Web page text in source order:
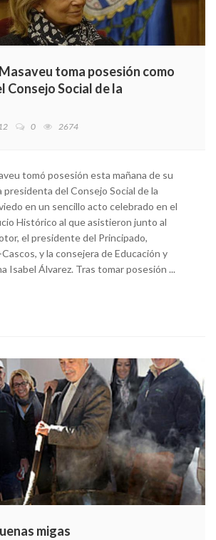
toma posesión como
Consejo Social de la
0 2674
tomó posesión esta mañana de su
presidenta del Consejo Social de la
en un sencillo acto celebrado en el
Histórico al que asistieron junto al
el presidente del Principado,
y la consejera de Educación y
Isabel Álvarez. Tras tomar posesión ...
migas